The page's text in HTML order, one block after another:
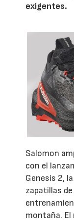
exigentes.
Salomon
con el
Genesis 2,
zapatillas
montaña. El